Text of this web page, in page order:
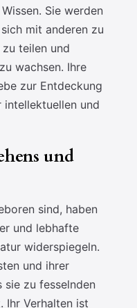
Sie werden
mit anderen zu
teilen und
wachsen. Ihre
zur Entdeckung
intellektuellen und
und
sind, haben
und lebhafte
widerspiegeln.
und ihrer
sie zu fesselnden
Ihr Verhalten ist